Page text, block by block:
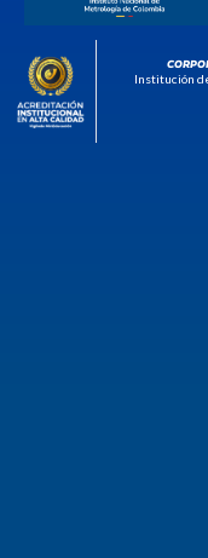
Institución